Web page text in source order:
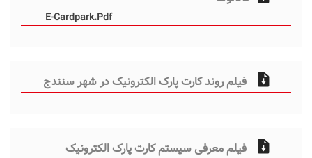
E-Cardpark.pdf
فیلم روند کارت پارک الکترونیک در شهر سنندج
فیلم معرفی سیستم کارت پارک الکترونیک